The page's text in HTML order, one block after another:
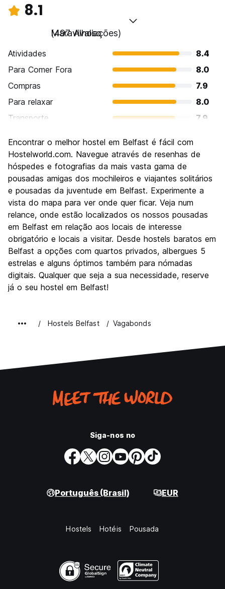
8.1
Maravilhoso
(497 Avaliações)
Atividades
8.4
Para Comer Fora
8.0
Compras
7.9
Para relaxar
8.0
Transporte
7.9
Cultura
8.5
Festas / vida noturna
Custo-beneficio
7.7
Encontrar o melhor hostel em Belfast é fácil com
Hostelworld.com. Navegue através de resenhas de
hóspedes e fotografias da mais vasta gama de
pousadas amigas dos mochileiros e viajantes solitários
e pousadas da juventude em Belfast. Experimente a
vista do mapa para ver onde quer ficar. Veja num
relance, onde estão localizados os nossos pousadas
em Belfast em relação aos locais de interesse
obrigatório e locais a visitar. Desde hostels baratos em
Belfast a opções com quartos privados, albergues 5
estrelas e alguns óptimos também para nómadas
digitais. Qualquer que seja a sua necessidade, reserve
já o seu hostel em Belfast!
Hostels Belfast Vagabonds
Siga-nos no
Português (Brasil) EUR
Hostels Hotéis Pousada